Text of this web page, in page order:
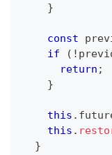
}
const
if
( !
return ;
}
this .
this .
}